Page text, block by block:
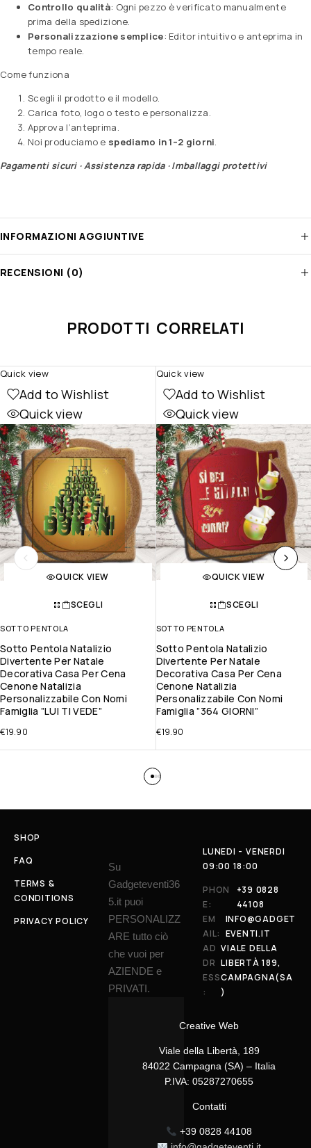
Controllo qualità: Ogni pezzo è verificato manualmente
prima della spedizione.
Personalizzazione semplice: Editor intuitivo e anteprima in
tempo reale.
Come funziona
Scegli il prodotto e il modello.
Carica foto, logo o testo e personalizza.
Approva l’anteprima.
Noi produciamo e spediamo in 1–2 giorni.
Pagamenti sicuri · Assistenza rapida · Imballaggi protettivi
INFORMAZIONI AGGIUNTIVE
RECENSIONI (0)
PRODOTTI CORRELATI
Add to Wishlist
Quick view
QUICK VIEW
SCEGLI
SOTTO PENTOLA
Sotto Pentola Natalizio
Divertente Per Natale
Decorativa Casa Per Cena
Cenone Natalizia
Personalizzabile Con Nomi
Famiglia ”LUI TI VEDE”
€19.90
Quick view
Add to Wishlist
Quick view
QUICK VIEW
SCEGLI
SOTTO PENTOLA
Sotto Pentola Natalizio
Divertente Per Natale
Decorativa Casa Per Cena
Cenone Natalizia
Personalizzabile Con Nomi
Famiglia ”364 GIORNI”
€19.90
Quick view
SHOP
FAQ
TERMS &
CONDITIONS
PRIVACY POLICY
Su
Gadgeteventi36
5.it puoi
PERSONALIZZ
ARE tutto ciò
che vuoi per
AZIENDE e
PRIVATI.
Creative Web
Viale della Libertà, 189
84022 Campagna (SA) – Italia
P.IVA: 05287270655
Contatti
+39 0828 44108
LUNEDI - VENERDI
09:00 18:00
PHON
E:
+39 0828
44108
EM
AIL:
INFO@GADGET
EVENTI.IT
AD
DR
ESS
:
VIALE DELLA
LIBERTÀ 189,
CAMPAGNA(SA
)